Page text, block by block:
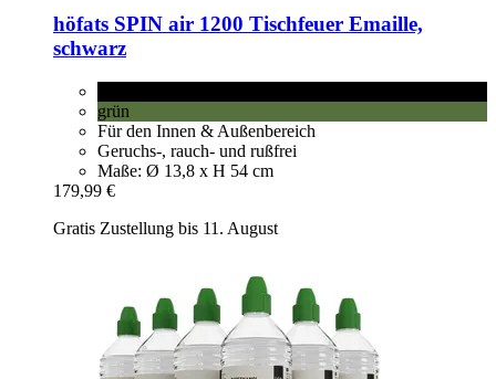
höfats SPIN air 1200 Tischfeuer Emaille,
schwarz
grün
Für den Innen & Außenbereich
Geruchs-, rauch- und rußfrei
Maße: Ø 13,8 x H 54 cm
179,99 €
Gratis Zustellung bis 11. August